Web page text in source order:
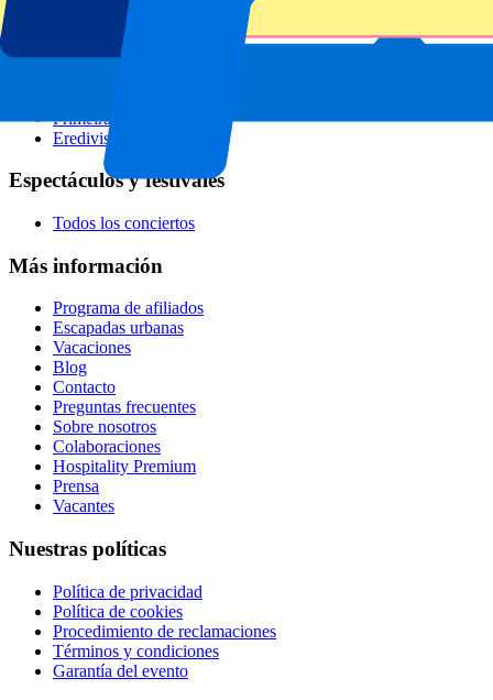
Champions League
Premier League
Serie A
Primeira Liga
Eredivisie
Espectáculos y festivales
Todos los conciertos
Más información
Programa de afiliados
Escapadas urbanas
Vacaciones
Blog
Contacto
Preguntas frecuentes
Sobre nosotros
Colaboraciones
Hospitality Premium
Prensa
Vacantes
Nuestras políticas
Política de privacidad
Política de cookies
Procedimiento de reclamaciones
Términos y condiciones
Garantía del evento